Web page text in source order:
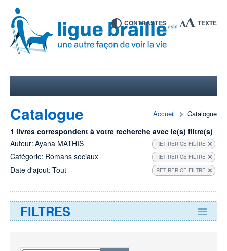
CONTRASTES TEXTE
Accueil Catalogue
Catalogue
1 livres correspondent à votre recherche avec le(s) filtre(s)
Auteur: Ayana MATHIS RETIRER CE FILTRE
Catégorie: Romans sociaux RETIRER CE FILTRE
Date d'ajout: Tout RETIRER CE FILTRE
FILTRES